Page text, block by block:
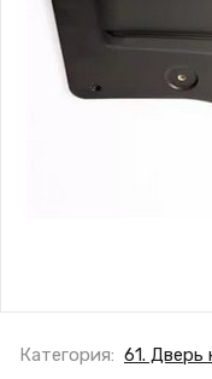
Категория: 61. Дверь